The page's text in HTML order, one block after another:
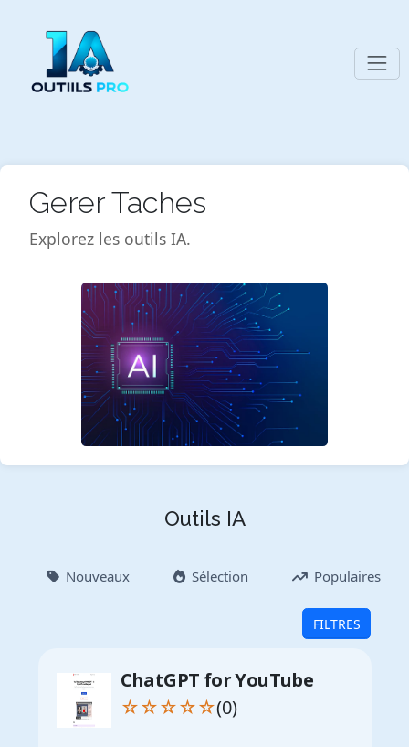
Gerer Taches
Explorez les outils IA.
Outils IA
Nouveaux Sélection Populaires
FILTRES
ChatGPT for YouTube
☆☆☆☆☆(0)